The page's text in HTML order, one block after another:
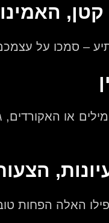
– סמכו על
או האקורדים,
האלה הפחות